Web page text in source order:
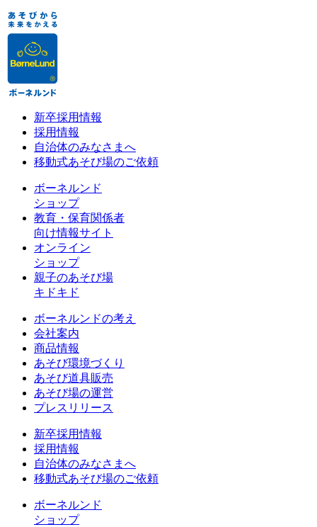
新卒採用情報
採用情報
自治体のみなさまへ
移動式あそび場のご依頼
ボーネルンド
ショップ
教育・保育関係者
向け情報サイト
オンライン
ショップ
親子のあそび場
キドキド
ボーネルンドの考え
会社案内
商品情報
あそび環境づくり
あそび道具販売
あそび場の運営
プレスリリース
新卒採用情報
採用情報
自治体のみなさまへ
移動式あそび場のご依頼
ボーネルンド
ショップ